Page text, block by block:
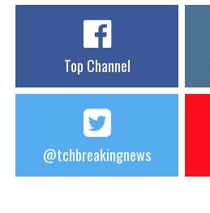
Top Channel
@tchbreakingnews